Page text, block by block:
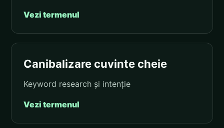
Vezi termenul
Canibalizare cuvinte cheie
Keyword research și intenție
Vezi termenul